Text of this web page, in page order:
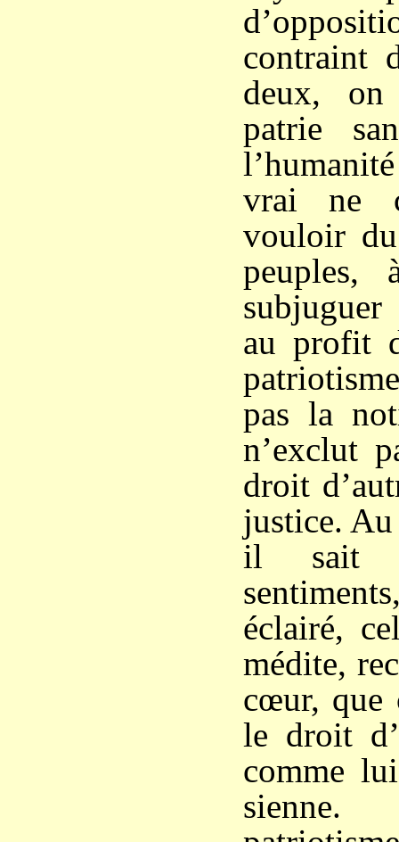
contraint
deux,
patrie
vrai ne
vouloir
peuples,
au profit
pas la
n’exclut
droit
justice.
il sait
éclairé,
médite,
cœur, que
le droit
comme